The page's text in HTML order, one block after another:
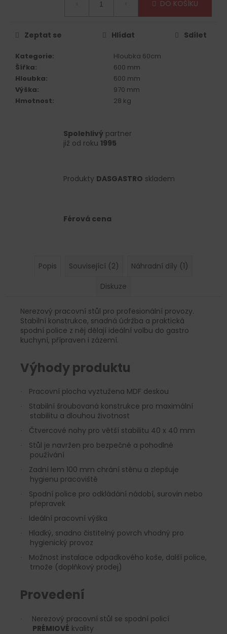
DO KOŠÍKU
Kategorie:
Hloubka 60cm
Šířka:
600 mm
Hloubka:
600 mm
Výška:
970 mm
Hmotnost: 28 kg
Zeptat se Hlídat Sdílet
Spolehlivý partner
již od roku 1995
Produkty DASGASTRO skladem
Férová cena
Popis Související (2)
Náhradní díly (1)
Diskuze
Nerezový pracovní stůl pro profesionální provozy.
Stabilní konstrukce, snadná údržba a praktická
spodní police z něj dělají ideální volbu do gastro
kuchyní, přípraven i zázemí.
Výhody produktu
· Pracovní plocha vyztužena MDF deskou
·
Stabilní šroubovaná konstrukce pro maximální
stabilitu a dlouhou životnost
· Čtvercové nohy pro větší stabilitu 40 x 40 mm
·
Stůl je navržen pro bezpečné a pohodlné
používání
·
Zadní lem 100 mm chrání stěnu a zlepšuje
hygienu pracoviště
·
Spodní police pro odkládání nádobí, surovin nebo
přepravek
· Ideální pracovní výška
·
Hladký, snadno čistitelný povrch vhodný pro
hygienický provoz
·
Možnost instalace odpadkového koše, další police,
trnože (doplňkový prodej)
Provedení
·
Nerezový pracovní stůl se spodní policí
PRÉMIOVÉ kvality